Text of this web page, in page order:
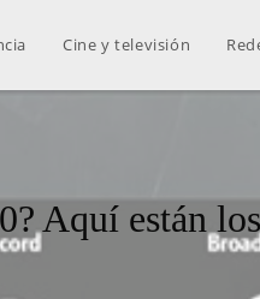
Cine y televisión
Aquí están